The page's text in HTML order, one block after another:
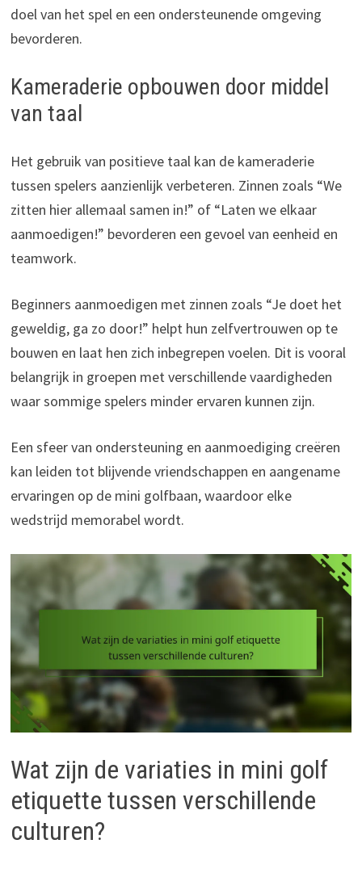
doel van het spel en een ondersteunende omgeving
bevorderen.
Kameraderie opbouwen door middel
van taal
Het gebruik van positieve taal kan de kameraderie
tussen spelers aanzienlijk verbeteren. Zinnen zoals “We
zitten hier allemaal samen in!” of “Laten we elkaar
aanmoedigen!” bevorderen een gevoel van eenheid en
teamwork.
Beginners aanmoedigen met zinnen zoals “Je doet het
geweldig, ga zo door!” helpt hun zelfvertrouwen op te
bouwen en laat hen zich inbegrepen voelen. Dit is vooral
belangrijk in groepen met verschillende vaardigheden
waar sommige spelers minder ervaren kunnen zijn.
Een sfeer van ondersteuning en aanmoediging creëren
kan leiden tot blijvende vriendschappen en aangename
ervaringen op de mini golfbaan, waardoor elke
wedstrijd memorabel wordt.
Wat zijn de variaties in mini golf
etiquette tussen verschillende
culturen?